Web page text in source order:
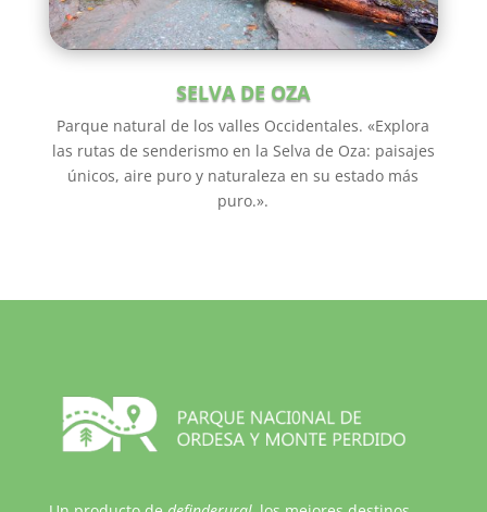
SELVA DE OZA
Parque natural de los valles Occidentales. «Explora
las rutas de senderismo en la Selva de Oza: paisajes
únicos, aire puro y naturaleza en su estado más
puro.».